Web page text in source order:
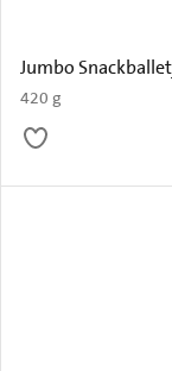
Jumbo
420 g